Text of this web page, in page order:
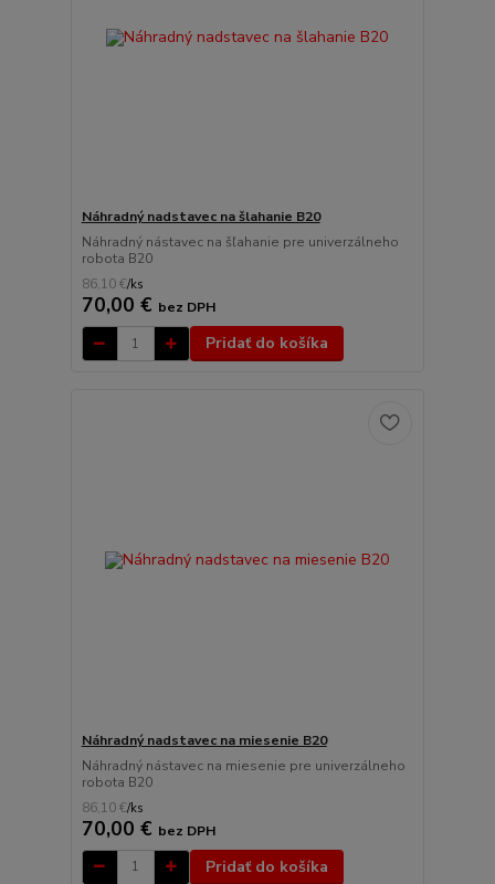
Náhradný nadstavec na šlahanie B20
Náhradný nástavec na šľahanie pre univerzálneho
robota B20
86,10 €/ks
70,00 € bez DPH
Pridať do košíka
Náhradný nadstavec na miesenie B20
Náhradný nástavec na miesenie pre univerzálneho
robota B20
86,10 €/ks
70,00 € bez DPH
Pridať do košíka